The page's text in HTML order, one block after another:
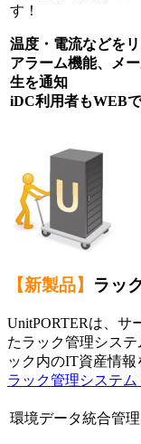
す！
温度・電流などを
アラーム機能、メ
生を通知
iDC利用者もWEB
【新製品】 ラッ
UnitPORTERは、サ
たラック管理シス
ック内のIT資産情報
ラック管理システム
環境データ統合管